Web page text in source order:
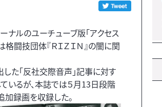
ナルのユーチューブ版「アクセス
格闘技団体『ＲＩＺＩＮ』の闇に関
した「反社交際音声」記事に対す
いるが、本誌では５月13日段階
加録画を収録した。